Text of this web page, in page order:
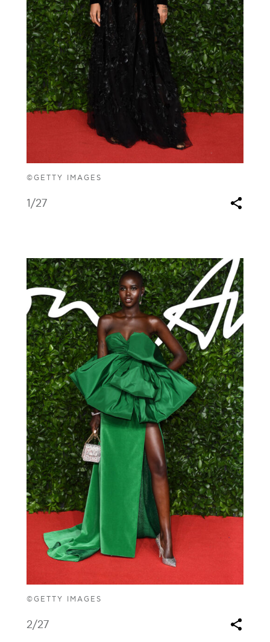
©GETTY IMAGES
1/27
©GETTY IMAGES
2/27